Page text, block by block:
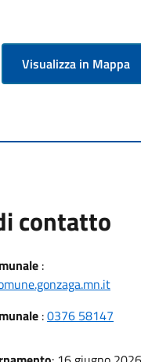
Visualizza in Mappa
contatto
:
:0376 58147